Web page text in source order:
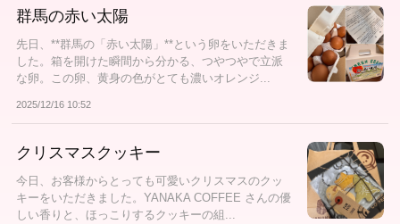
群馬の赤い太陽
先日、**群馬の「赤い太陽」**という卵をいただきま
した。箱を開けた瞬間から分かる、つやつやで立派
な卵。この卵、黄身の色がとても濃いオレンジ...
2025/12/16 10:52
クリスマスクッキー
今日、お客様からとっても可愛いクリスマスのクッ
キーをいただきました。YANAKA COFFEE さんの優
しい香りと、ほっこりするクッキーの組...